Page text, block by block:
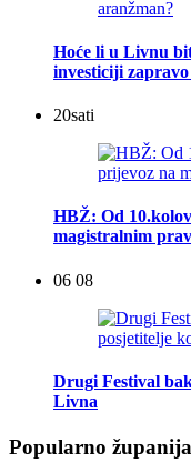
Hoće li u Livnu
investiciji
20sati
HBŽ: Od
magistralnim
06 08
Drugi Festival
Livna
Popularno županija